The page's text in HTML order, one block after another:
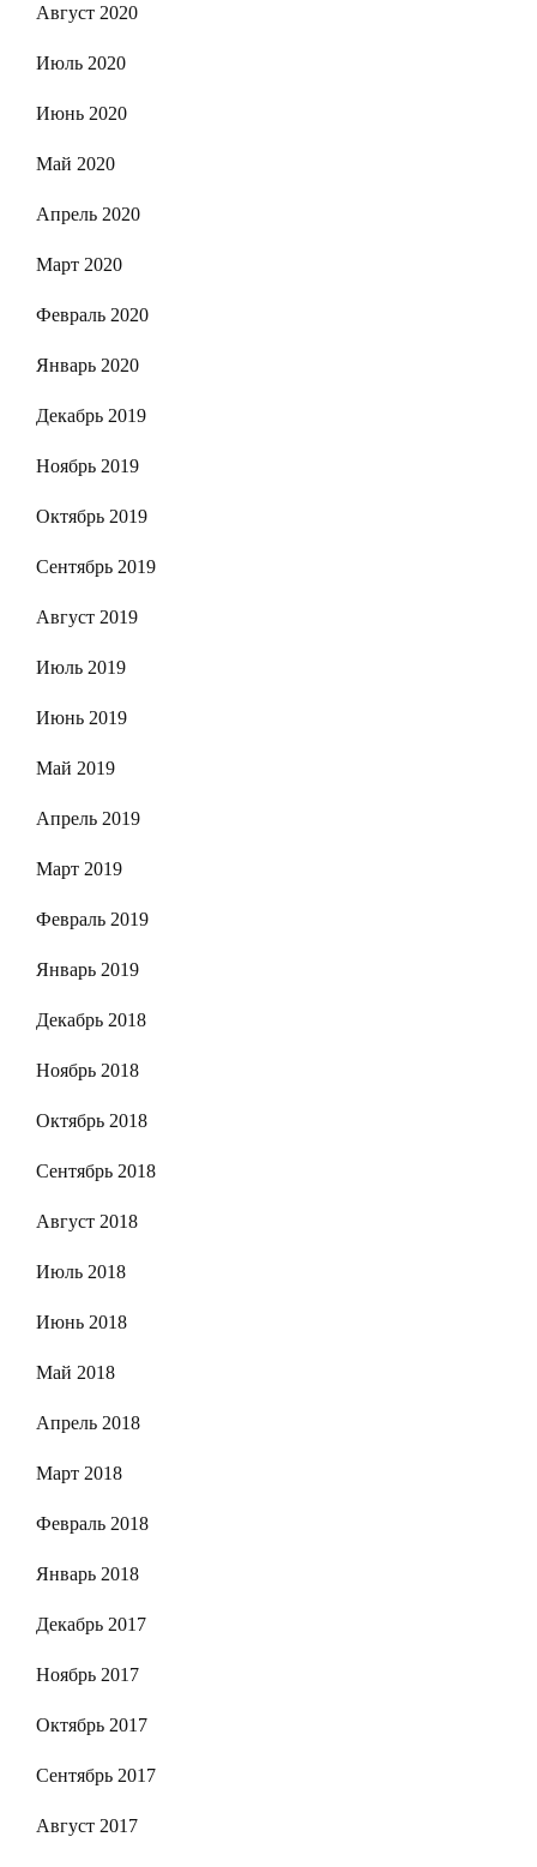
Август 2020
Июль 2020
Июнь 2020
Май 2020
Апрель 2020
Март 2020
Февраль 2020
Январь 2020
Декабрь 2019
Ноябрь 2019
Октябрь 2019
Сентябрь 2019
Август 2019
Июль 2019
Июнь 2019
Май 2019
Апрель 2019
Март 2019
Февраль 2019
Январь 2019
Декабрь 2018
Ноябрь 2018
Октябрь 2018
Сентябрь 2018
Август 2018
Июль 2018
Июнь 2018
Май 2018
Апрель 2018
Март 2018
Февраль 2018
Январь 2018
Декабрь 2017
Ноябрь 2017
Октябрь 2017
Сентябрь 2017
Август 2017